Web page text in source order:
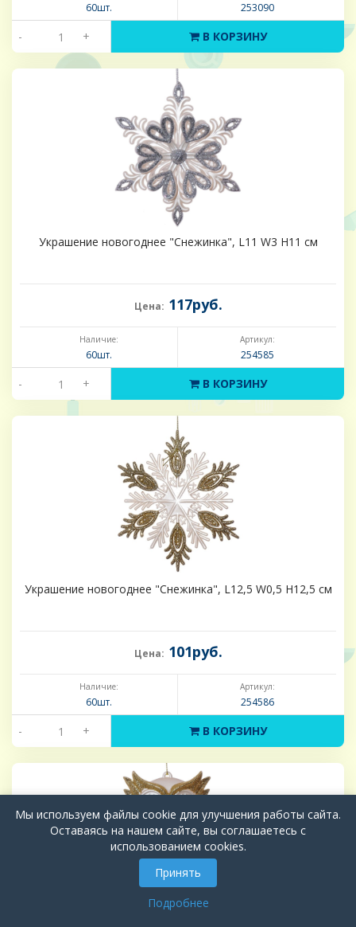
60шт. 253090
- + В КОРЗИНУ
Украшение новогоднее "Снежинка", L11 W3 H11 см
Цена: 117руб.
Наличие:
60шт.
Артикул:
254585
- + В КОРЗИНУ
Украшение новогоднее "Снежинка", L12,5 W0,5 H12,5 см
Цена: 101руб.
Наличие:
60шт.
Артикул:
254586
- + В КОРЗИНУ
Мы используем файлы cookie для улучшения работы сайта.
Оставаясь на нашем сайте, вы соглашаетесь с
использованием cookies.
Принять
Подробнее